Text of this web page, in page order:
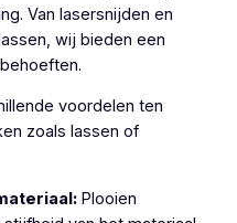
Van lasersnijden en
wij bieden een
voordelen ten
zoals lassen of
Plooien